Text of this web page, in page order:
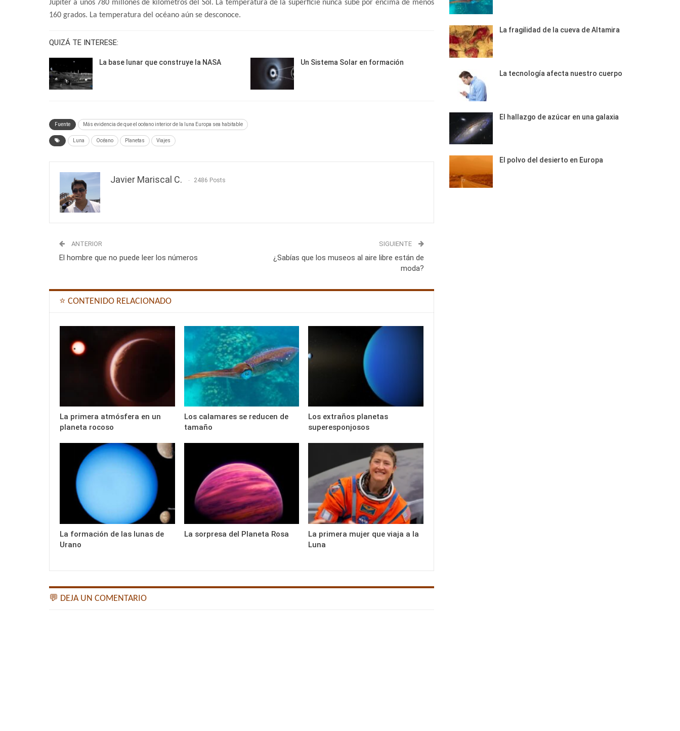
Júpiter a unos 780 millones de kilómetros del Sol. La temperatura de la superficie nunca sube por encima de menos
160 grados. La temperatura del océano aún se desconoce.
QUIZÁ TE INTERESE:
La base lunar que construye la NASA Un Sistema Solar en formación
Fuente Más evidencia de que el océano interior de la luna Europa sea habitable
Luna Océano Planetas Viajes
Javier Mariscal C. 2486 Posts
ANTERIOR
El hombre que no puede leer los números
SIGUIENTE
¿Sabías que los museos al aire libre están de
moda?
⭐ CONTENIDO RELACIONADO
La primera atmósfera en un
planeta rocoso
Los calamares se reducen de
tamaño
Los extraños planetas
superesponjosos
La formación de las lunas de
Urano
La sorpresa del Planeta Rosa
La primera mujer que viaja a la
Luna
💬 DEJA UN COMENTARIO
La fragilidad de la cueva de Altamira
La tecnología afecta nuestro cuerpo
El hallazgo de azúcar en una galaxia
El polvo del desierto en Europa